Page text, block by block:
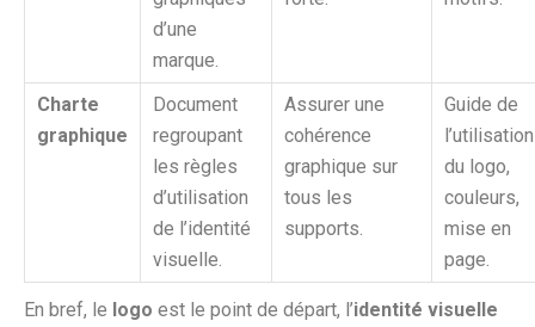
d’une
marque.
Charte
graphique
Document
regroupant
les règles
d’utilisation
de l’identité
visuelle.
Assurer une
cohérence
graphique sur
tous les
supports.
Guide de
l’utilisation
du logo,
couleurs,
mise en
page.
En bref, le logo est le point de départ, l’identité visuelle